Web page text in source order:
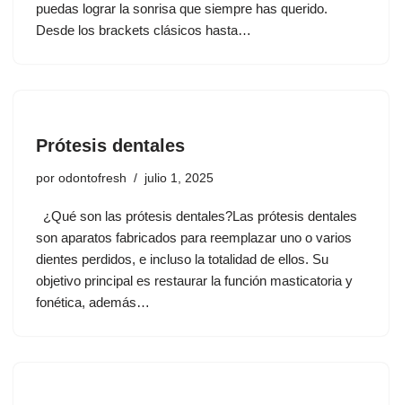
puedas lograr la sonrisa que siempre has querido.
Desde los brackets clásicos hasta…
Prótesis dentales
por odontofresh julio 1, 2025
¿Qué son las prótesis dentales?Las prótesis dentales
son aparatos fabricados para reemplazar uno o varios
dientes perdidos, e incluso la totalidad de ellos. Su
objetivo principal es restaurar la función masticatoria y
fonética, además…